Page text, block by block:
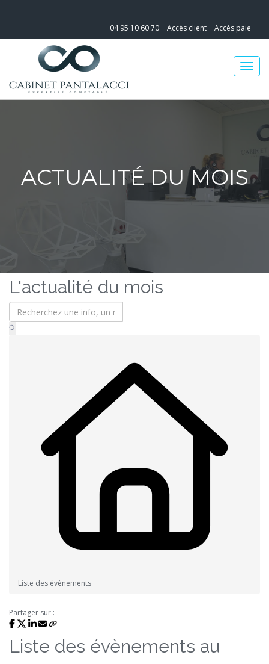
04 95 10 60 70 Accès client Accès paie
ACTUALITÉ DU MOIS
L'actualité du mois
Liste des évènements
Partager sur :
Liste des évènements au